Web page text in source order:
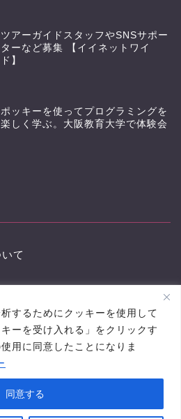
するためにクッキーを使用して
ーを受け入れる」をクリックす
用に同意したことになりま
同意する
ツアーガイドスタッフやSNSサポー
ターなど募集 【イイネットワイ
ド】
ポッキーを使ってプログラミングを
楽しく学ぶ。大阪教育大学で体験会
て